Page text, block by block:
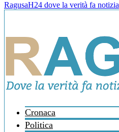
RagusaH24 dove la verità fa notizia
Cronaca
Politica